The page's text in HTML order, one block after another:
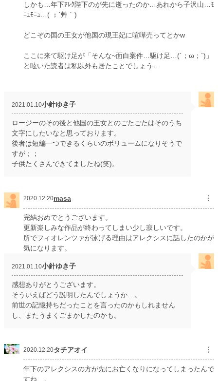
しかも…年下ｱﾚｸ陛下のが先に逝ったのか…あれから子沢山…ﾓ
ﾆｭﾓﾆｭ…( ；´艸｀)
どこぞの国の王女が他国の現王妃に喧嘩売ってとかw
ここに来て駆け足が「そんな~面白案件…駆け足…(´；ω；`)」
と呟いた読者は私以外も居たことでしょう←
2021.01.10小針ゆき子
ロージーのその後と他国の王女とのごたごたはそのうち
文字にしたいなと思っております。
後者は短編一つできるくらいのボリュームになりそうで
すが；；
子供たくさんできてましたね(笑)。
2020.12.20masa ︙
完結おめでとうございます。
更新楽しみな作品が終わってしまい少し寂しいです。
所でフィオレンツァが泳げる理由はアレクシスに話したのかが
気になります。
2021.01.10小針ゆき子
感想ありがとうございます。
そういえばどう説明したんでしょうか…。
前世の記憶持ちだったことを言ったのかもしれません
し、またうまくごまかしたのかも。
2020.12.20タチアオイ ︙
年下のアレクシスの方が先にお亡くなりになってしまったんで
すね…。